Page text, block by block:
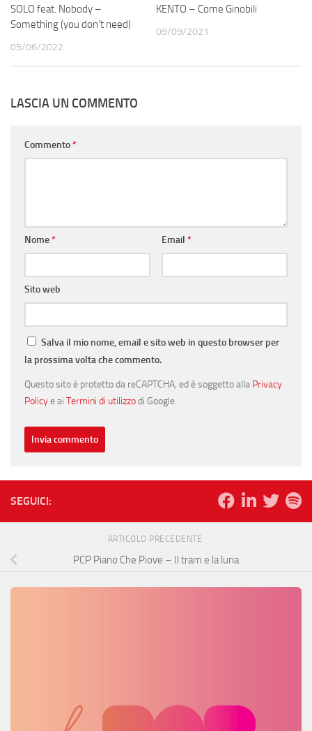
SOLO feat. Nobody –
Something (you don’t need)
05/06/2022
KENTO – Come Ginobili
09/09/2021
LASCIA UN COMMENTO
Commento*
Nome* Email *
Sito web
Salva il mio nome, email e sito web in questo browser per
la prossima volta che commento.
Questo sito è protetto da reCAPTCHA, ed è soggetto alla Privacy
Policye ai Termini di utilizzodi Google.
SEGUICI:
ARTICOLO PRECEDENTE
PCP Piano Che Piove – Il tram e la luna